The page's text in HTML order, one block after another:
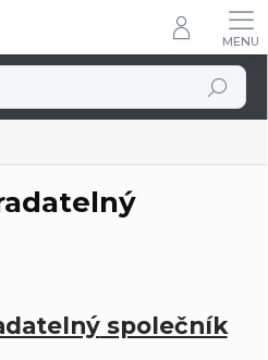
Hledat
společník